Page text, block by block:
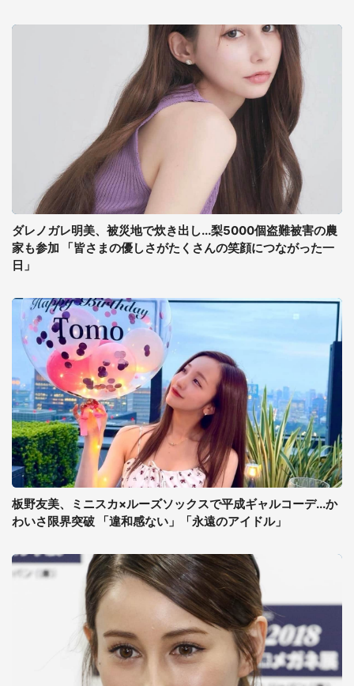
ダレノガレ明美、被災地で炊き出し...梨5000個盗難被害の農
家も参加 「皆さまの優しさがたくさんの笑顔につながった一
日」
板野友美、ミニスカ×ルーズソックスで平成ギャルコーデ...か
わいさ限界突破 「違和感ない」「永遠のアイドル」